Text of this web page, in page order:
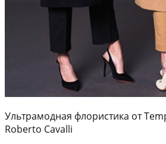
Ультрамодная флористика от
Roberto Cavalli